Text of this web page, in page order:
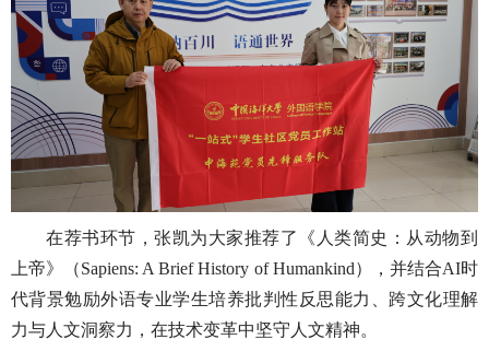
在荐书环节，张凯为大家推荐了《人类简史：从动物到
上帝》（Sapiens: A Brief History of Humankind），并结合AI时
代背景勉励外语专业学生培养批判性反思能力、跨文化理解
力与人文洞察力，在技术变革中坚守人文精神。